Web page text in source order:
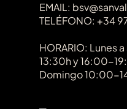
EMAIL:
TELÉFONO: +34
HORARIO: Lunes
13:30h y 16:00-
Domingo 10:00-